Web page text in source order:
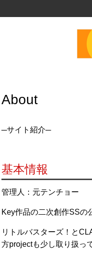
About
─サイト紹介─
基本情報
管理人：元テンチョー
Key作品の二次創作SSの
リトルバスターズ！と
方projectも少し取り扱っ